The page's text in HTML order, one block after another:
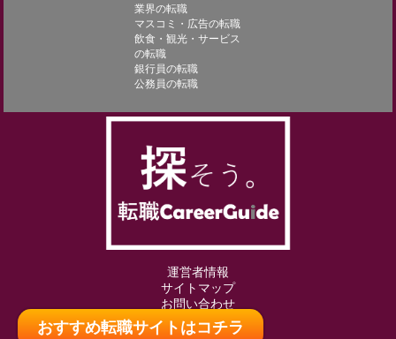
おすすめ転職サイトはコチラ
業界の転職
マスコミ・広告の転職
飲食・観光・サービス
の転職
銀行員の転職
公務員の転職
運営者情報
サイトマップ
お問い合わせ